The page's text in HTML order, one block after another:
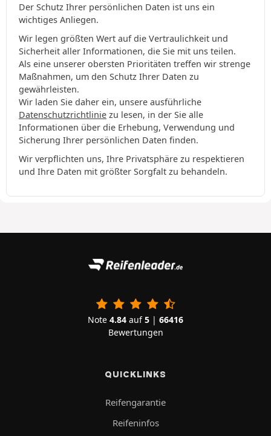
Der Schutz Ihrer persönlichen Daten ist uns ein
wichtiges Anliegen.
Wir legen größten Wert auf die Vertraulichkeit und
Sicherheit aller Informationen, die Sie mit uns teilen.
Als eine unserer obersten Prioritäten treffen wir strenge
Maßnahmen, um den Schutz Ihrer Daten zu
gewährleisten.
Wir laden Sie daher ein, unsere ausführliche
Datenschutzrichtlinie zu lesen, in der Sie alle
Informationen über die Erhebung, Verwendung und
Sicherung Ihrer persönlichen Daten finden.
Wir verpflichten uns, Ihre Privatsphäre zu respektieren
und Ihre Daten mit größter Sorgfalt zu behandeln.
Note 4.84 auf5 | 66416
Bewertungen
QUICKLINKS
Reifengarantie
Reifeninfos